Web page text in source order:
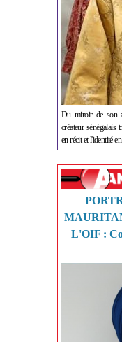
Du miroir de son
créateur sénégalais
en récit et l'identité
L'OIF :